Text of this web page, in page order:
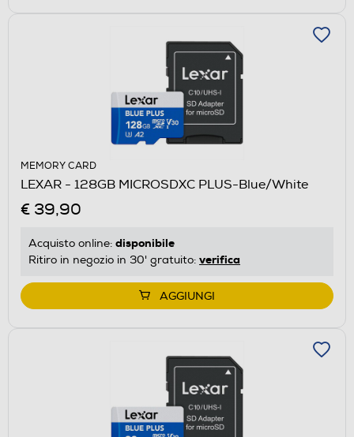
MEMORY CARD
LEXAR - 128GB MICROSDXC PLUS-Blue/White
€ 39,90
Acquisto online: disponibile
Ritiro in negozio in 30' gratuito: verifica
AGGIUNGI